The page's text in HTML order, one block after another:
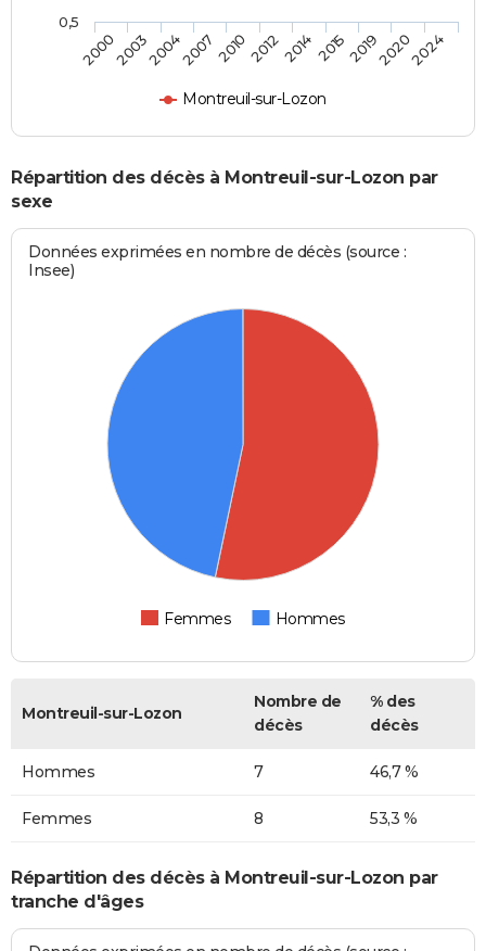
Montreuil-sur-Lozon
20002003200420072010201220142015201920202024
0,5
Répartition des décès à Montreuil-sur-Lozon par
sexe
Données exprimées en nombre de décès (source :
Insee)
Femmes Hommes
Montreuil-sur-Lozon
Nombre de
décès
% des
décès
Hommes 7 46,7 %
Femmes 8 53,3 %
Répartition des décès à Montreuil-sur-Lozon par
tranche d'âges